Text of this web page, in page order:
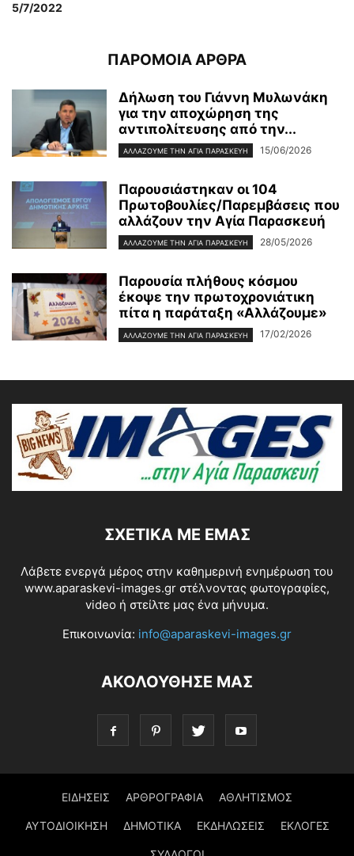
5/7/2022
ΠΑΡΟΜΟΙΑ ΑΡΘΡΑ
Δήλωση του Γιάννη Μυλωνάκη
για την αποχώρηση της
αντιπολίτευσης από την...
ΑΛΛΆΖΟΥΜΕ ΤΗΝ ΑΓΊΑ ΠΑΡΑΣΚΕΥΉ 15/06/2026
Παρουσιάστηκαν οι 104
Πρωτοβουλίες/Παρεμβάσεις που
αλλάζουν την Αγία Παρασκευή
ΑΛΛΆΖΟΥΜΕ ΤΗΝ ΑΓΊΑ ΠΑΡΑΣΚΕΥΉ 28/05/2026
Παρουσία πλήθους κόσμου
έκοψε την πρωτοχρονιάτικη
πίτα η παράταξη «Αλλάζουμε»
ΑΛΛΆΖΟΥΜΕ ΤΗΝ ΑΓΊΑ ΠΑΡΑΣΚΕΥΉ 17/02/2026
ΣΧΕΤΙΚΆ ΜΕ ΕΜΆΣ
Λάβετε ενεργά μέρος στην καθημερινή ενημέρωση του
www.aparaskevi-images.gr στέλνοντας φωτογραφίες,
video ή στείλτε μας ένα μήνυμα.
Επικοινωνία: info@aparaskevi-images.gr
ΑΚΟΛΟΥΘΗΣΕ ΜΑΣ
ΕΙΔΗΣΕΙΣ ΑΡΘΡΟΓΡΑΦΙΑ ΑΘΛΗΤΙΣΜΟΣ
ΑΥΤΟΔΙΟΙΚΗΣΗ ΔΗΜΟΤΙΚΑ ΕΚΔΗΛΩΣΕΙΣ ΕΚΛΟΓΕΣ